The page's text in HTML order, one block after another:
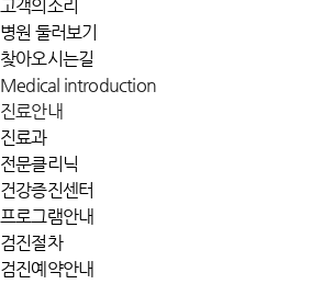
고객의소리
병원 둘러보기
찾아오시는길
Medical introduction
진료안내
진료과
전문클리닉
건강증진센터
프로그램안내
검진절차
검진예약안내